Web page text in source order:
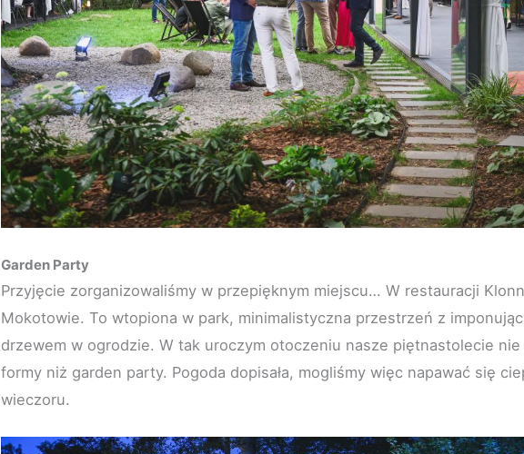
Garden Party
Przyjęcie zorganizowaliśmy w przepięknym miejscu… W restauracji
Mokotowie. To wtopiona w park, minimalistyczna przestrzeń z
drzewem w ogrodzie. W tak uroczym otoczeniu nasze piętnastolecie nie
formy niż garden party. Pogoda dopisała, mogliśmy więc napawać się
wieczoru.